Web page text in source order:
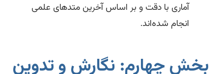
آماری با دقت و بر اساس آخرین متدهای علمی
انجام شده‌اند.
چهارم: نگارش و تدوین